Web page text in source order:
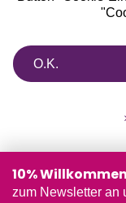
O.K.
10%
zum Newsletter an